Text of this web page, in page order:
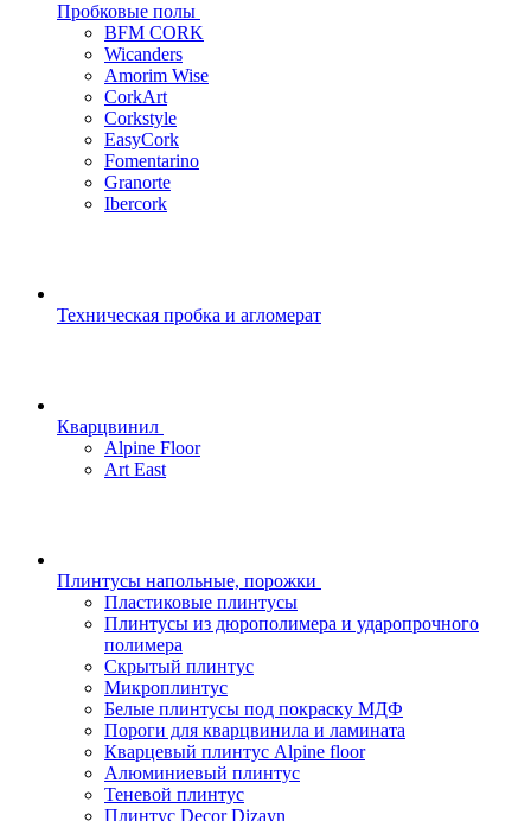
Пробковые полы
BFM CORK
Wicanders
Amorim Wise
CorkArt
Corkstyle
EasyCork
Fomentarino
Granorte
Ibercork
Техническая пробка и агломерат
Кварцвинил
Alpine Floor
Art East
Плинтусы напольные, порожки
Пластиковые плинтусы
Плинтусы из дюрополимера и ударопрочного
полимера
Скрытый плинтус
Микроплинтус
Белые плинтусы под покраску МДФ
Пороги для кварцвинила и ламината
Кварцевый плинтус Alpine floor
Алюминиевый плинтус
Теневой плинтус
Плинтус Decor Dizayn